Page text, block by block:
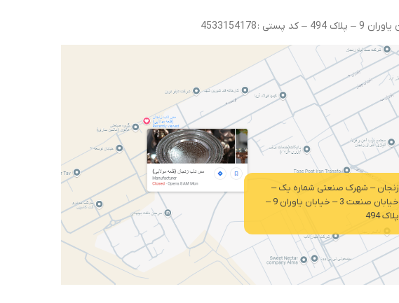
زنجان – شهرک صنعتی شماره یک –
خیابان صنعت 3 – خیابان یاوران 9 –
پلاک 494